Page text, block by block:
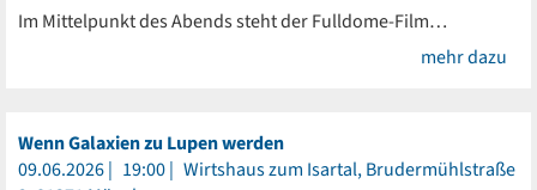
Im Mittelpunkt des Abends steht der Fulldome-Film…
mehr dazu
Wenn Galaxien zu Lupen werden
09.06.2026
19:00
Wirtshaus zum Isartal, Brudermühlstraße